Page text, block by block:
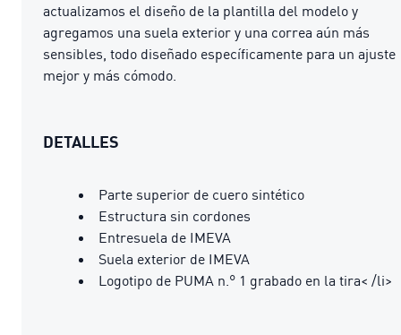
actualizamos el diseño de la plantilla del modelo y
agregamos una suela exterior y una correa aún más
sensibles, todo diseñado específicamente para un ajuste
mejor y más cómodo.
DETALLES
Parte superior de cuero sintético
Estructura sin cordones
Entresuela de IMEVA
Suela exterior de IMEVA
Logotipo de PUMA n.° 1 grabado en la tira< /li>